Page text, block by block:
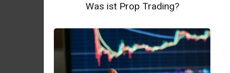
Was ist Prop Trading?